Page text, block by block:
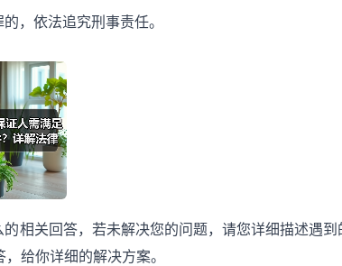
，依法追究刑事责任。
相关回答，若未解决您的问题，请您详细描述遇到
给你详细的解决方案。